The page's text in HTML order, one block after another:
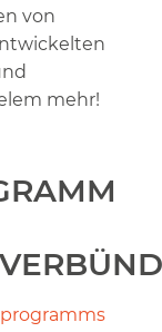
von
mehr!